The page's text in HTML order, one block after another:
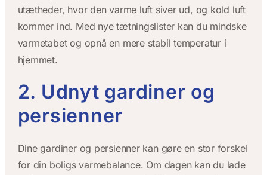
utætheder, hvor den varme luft siver ud, og kold luft
kommer ind. Med nye tætningslister kan du mindske
varmetabet og opnå en mere stabil temperatur i
hjemmet.
2. Udnyt gardiner og
persienner
Dine gardiner og persienner kan gøre en stor forskel
for din boligs varmebalance. Om dagen kan du lade